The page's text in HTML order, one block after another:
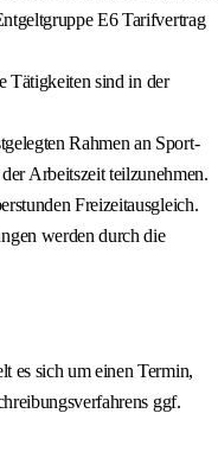
E6 Tarifvertrag
Tätigkeiten sind in der
Rahmen an Sport-
Arbeitszeit teilzunehmen.
Freizeitausgleich.
werden durch die
es sich um einen Termin,
ggf.